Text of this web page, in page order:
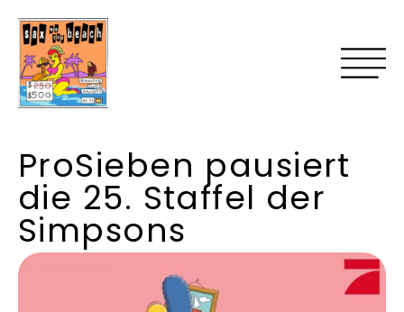
ProSieben pausiert
die 25. Staffel der
Simpsons